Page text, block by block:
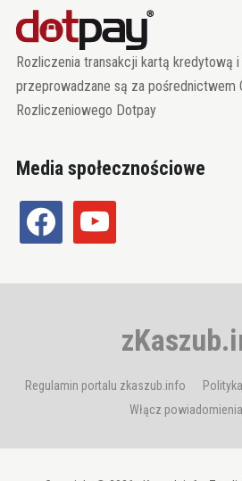
Rozliczenia transakcji kartą kredytową
przeprowadzane są za pośrednictwem
Rozliczeniowego Dotpay
Media społecznościowe
facebook youtube
Regulamin portalu zkaszub.info
Włącz